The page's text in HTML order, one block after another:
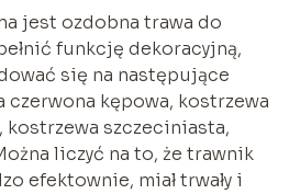
jest ozdobna trawa do
funkcję dekoracyjną,
się na następujące
czerwona kępowa, kostrzewa
kostrzewa szczeciniasta,
liczyć na to, że trawnik
efektownie, miał trwały i